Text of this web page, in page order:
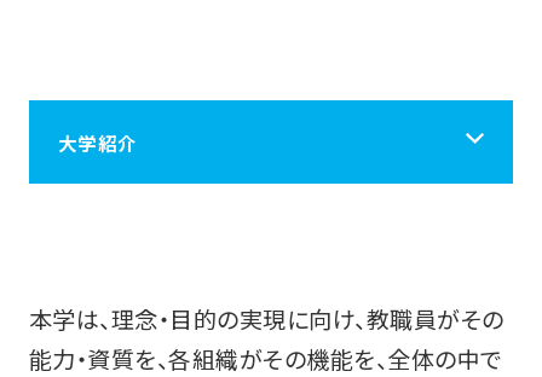
大学紹介
学長メッセージ
本学は、理念・目的の実現に向け、教職員がその
能力・資質を、各組織がその機能を、全体の中で